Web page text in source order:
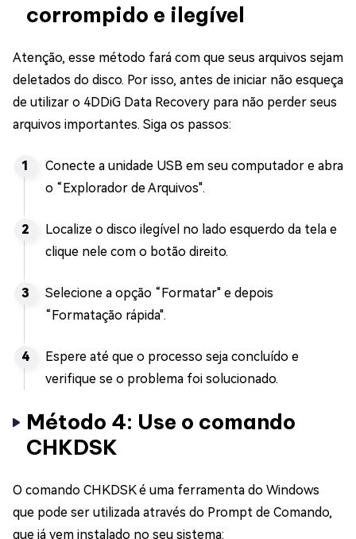
corrompido e ilegível
Atenção, esse método fará com que seus arquivos sejam
deletados do disco. Por isso, antes de iniciar não esqueça
de utilizar o 4DDiG Data Recovery para não perder seus
arquivos importantes. Siga os passos:
Conecte a unidade USB em seu computador e abra
o “Explorador de Arquivos".
Localize o disco ilegível no lado esquerdo da tela e
clique nele com o botão direito.
Selecione a opção “Formatar" e depois
“Formatação rápida".
Espere até que o processo seja concluído e
verifique se o problema foi solucionado.
Método 4: Use o comando
CHKDSK
O comando CHKDSK é uma ferramenta do Windows
que pode ser utilizada através do Prompt de Comando,
que já vem instalado no seu sistema: